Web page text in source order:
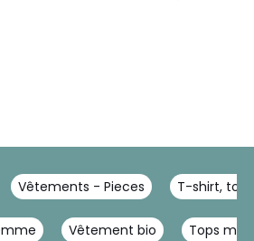
Vêtements - Pieces T-shirt, top
Vêtement bio Tops